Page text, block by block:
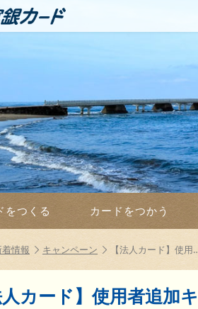
をつくる カードをつかう
着情報 キャンペーン 【法人カード】使用
人カード】使用者追加